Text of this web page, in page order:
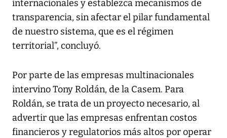
internacionales y establezca mecanismos de
transparencia, sin afectar el pilar fundamental
de nuestro sistema, que es el régimen
territorial”, concluyó.
Por parte de las empresas multinacionales
intervino Tony Roldán, de la Casem. Para
Roldán, se trata de un proyecto necesario, al
advertir que las empresas enfrentan costos
financieros y regulatorios más altos por operar